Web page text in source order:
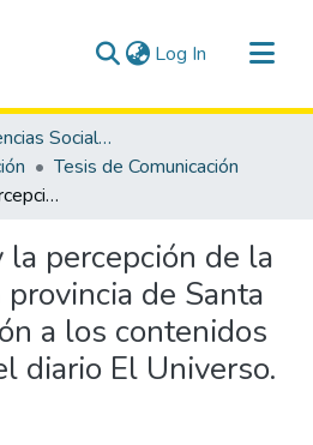
Log In (current)
Facultad de Ciencias Sociales y de la Salud
Tesis de Comunicación
La posverdad y la percepción de la audiencia de la provincia de Santa Elena en relación a los contenidos informativos del diario El Universo.
la percepción de la
de Santa
a los contenidos
diario El Universo.